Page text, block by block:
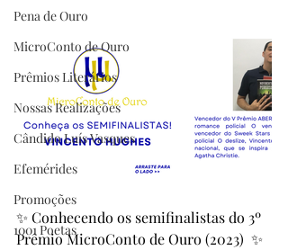
Pena de Ouro
MicroConto de Ouro
Prêmios Literários
Nossas Realizações
Cândido Luís Vasques
Efemérides
Promoções
1001 Poetas
✨ Conhecendo os semifinalistas do 3º
Prêmio MicroConto de Ouro (2023)  ✨